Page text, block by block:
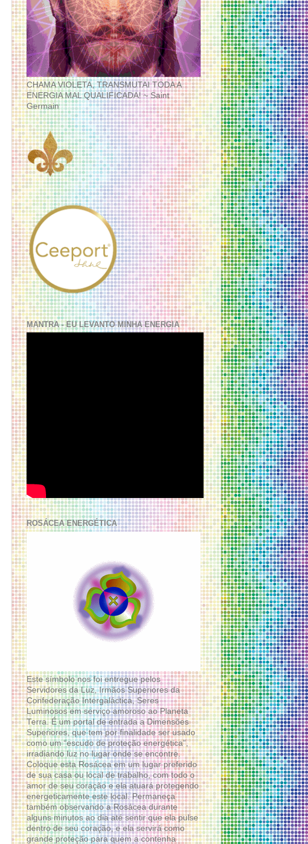
CHAMA VIOLETA, TRANSMUTAI TODA A
ENERGIA MAL QUALIFICADA! ~ Saint
Germain
MANTRA - EU LEVANTO MINHA ENERGIA
ROSÁCEA ENERGÉTICA
Este símbolo nos foi entregue pelos
Servidores da Luz, Irmãos Superiores da
Confederação Intergaláctica, Seres
Luminosos em serviço amoroso ao Planeta
Terra. É um portal de entrada a Dimensões
Superiores, que tem por finalidade ser usado
como um “escudo de proteção energética”,
irradiando luz no lugar onde se encontre.
Coloque esta Rosácea em um lugar preferido
de sua casa ou local de trabalho, com todo o
amor de seu coração e ela atuará protegendo
energeticamente este local. Permaneça
também observando a Rosácea durante
alguns minutos ao dia até sentir que ela pulse
dentro de seu coração, e ela servirá como
grande proteção para quem a contenha